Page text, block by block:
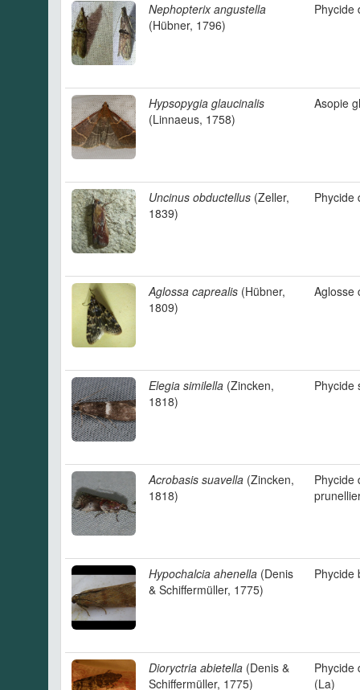
Nephopterix angustella
(Hübner, 1796)
Phycide
Hypsopygia glaucinalis
(Linnaeus, 1758)
Asopie
Uncinus obductellus (Zeller,
1839)
Phycide
Aglossa caprealis (Hübner,
1809)
Aglosse
Elegia similella (Zincken,
1818)
Phycide
Acrobasis suavella (Zincken,
1818)
Phycide
Hypochalcia ahenella (Denis
& Schiffermüller, 1775)
Phycide
Dioryctria abietella (Denis &
Schiffermüller, 1775)
Phycide
(La)